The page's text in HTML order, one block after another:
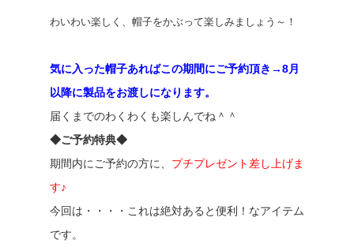
わいわい楽しく、帽子をかぶって楽しみましょう～！
気に入った帽子あればこの期間にご予約頂き→8月
以降に製品をお渡しになります。
届くまでのわくわくも楽しんでね＾＾
◆ご予約特典◆
期間内にご予約の方に、 プチプレゼント差し上げま
す♪
今回は・・・・これは絶対あると便利！なアイテム
です。